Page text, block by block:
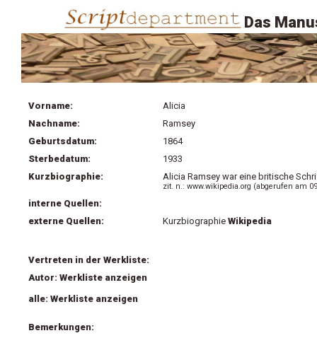
Das
Vorname:
Alicia
Nachname:
Ramsey
Geburtsdatum:
1864
Sterbedatum:
1933
Kurzbiographie:
Alicia Ramsey war eine britische
zit. n.: www.wikipedia.org (abgerufen am
interne Quellen:
externe Quellen:
Kurzbiographie Wikipedia
Vertreten in der Werkliste:
Autor: Werkliste anzeigen
alle: Werkliste anzeigen
Bemerkungen: